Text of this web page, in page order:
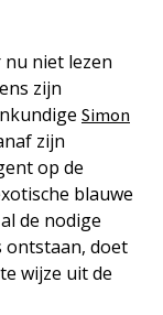
nu niet lezen
zijn
Simon
zijn
op de
blauwe
de nodige
ontstaan, doet
wijze uit de